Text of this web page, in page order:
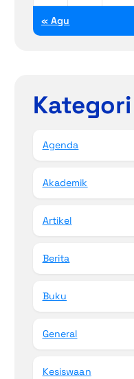
« Agu
Kategori
Agenda
Akademik
Artikel
Berita
Buku
General
Kesiswaan